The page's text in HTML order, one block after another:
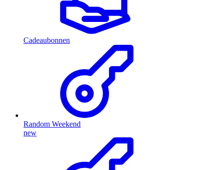
Cadeaubonnen
Random Weekend
new